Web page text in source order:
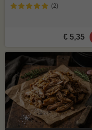
(2)
€ 5,35